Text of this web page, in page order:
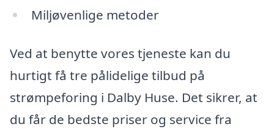
Miljøvenlige metoder
Ved at benytte vores tjeneste kan du
hurtigt få tre pålidelige tilbud på
strømpeforing i Dalby Huse. Det sikrer, at
du får de bedste priser og service fra